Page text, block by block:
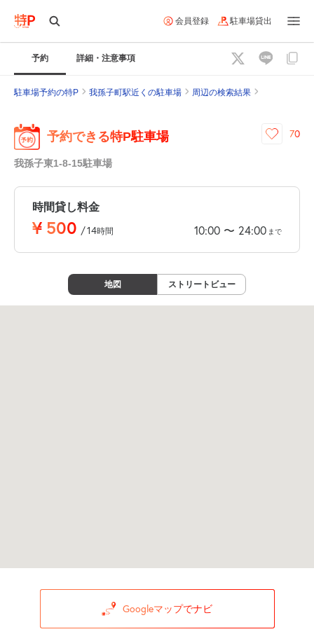
会員登録 駐車場貸出
予約 詳細・注意事項
駐車場予約の特P 我孫子町駅近くの駐車場 周辺の検索結果
予約できる特P駐車場
我孫子東1-8-15駐車場
70
時間貸し料金
¥ 500 /14時間 10:00 〜 24:00 まで
地図 ストリートビュー
Googleマップでナビ